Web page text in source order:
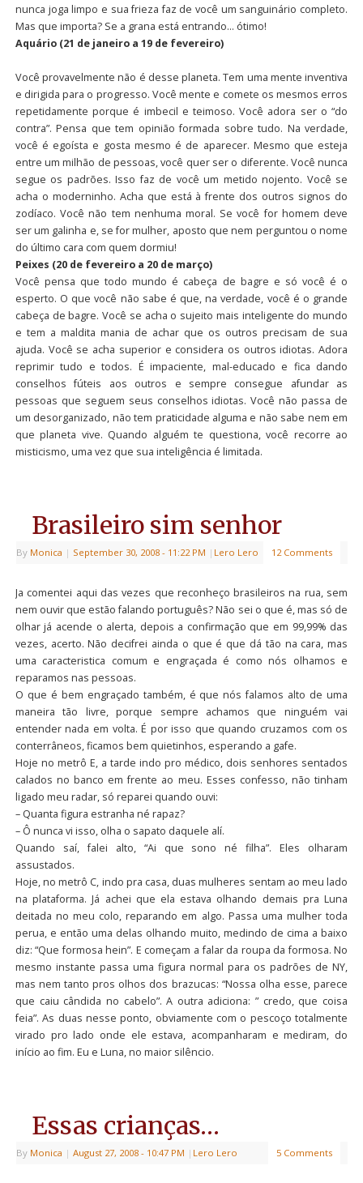
nunca joga limpo e sua frieza faz de você um sanguinário completo.
Mas que importa? Se a grana está entrando… ótimo!
Aquário (21 de janeiro a 19 de fevereiro)
Você provavelmente não é desse planeta. Tem uma mente inventiva
e dirigida para o progresso. Você mente e comete os mesmos erros
repetidamente porque é imbecil e teimoso. Você adora ser o “do
contra”. Pensa que tem opinião formada sobre tudo. Na verdade,
você é egoísta e gosta mesmo é de aparecer. Mesmo que esteja
entre um milhão de pessoas, você quer ser o diferente. Você nunca
segue os padrões. Isso faz de você um metido nojento. Você se
acha o moderninho. Acha que está à frente dos outros signos do
zodíaco. Você não tem nenhuma moral. Se você for homem deve
ser um galinha e, se for mulher, aposto que nem perguntou o nome
do último cara com quem dormiu!
Peixes (20 de fevereiro a 20 de março)
Você pensa que todo mundo é cabeça de bagre e só você é o
esperto. O que você não sabe é que, na verdade, você é o grande
cabeça de bagre. Você se acha o sujeito mais inteligente do mundo
e tem a maldita mania de achar que os outros precisam de sua
ajuda. Você se acha superior e considera os outros idiotas. Adora
reprimir tudo e todos. É impaciente, mal-educado e fica dando
conselhos fúteis aos outros e sempre consegue afundar as
pessoas que seguem seus conselhos idiotas. Você não passa de
um desorganizado, não tem praticidade alguma e não sabe nem em
que planeta vive. Quando alguém te questiona, você recorre ao
misticismo, uma vez que sua inteligência é limitada.
Brasileiro sim senhor
By Monica | September 30, 2008 - 11:22 PM | Lero Lero 12 Comments
Ja comentei aqui das vezes que reconheço brasileiros na rua, sem
nem ouvir que estão falando português? Não sei o que é, mas só de
olhar já acende o alerta, depois a confirmação que em 99,99% das
vezes, acerto. Não decifrei ainda o que é que dá tão na cara, mas
uma caracteristica comum e engraçada é como nós olhamos e
reparamos nas pessoas.
O que é bem engraçado também, é que nós falamos alto de uma
maneira tão livre, porque sempre achamos que ninguém vai
entender nada em volta. É por isso que quando cruzamos com os
conterrâneos, ficamos bem quietinhos, esperando a gafe.
Hoje no metrô E, a tarde indo pro médico, dois senhores sentados
calados no banco em frente ao meu. Esses confesso, não tinham
ligado meu radar, só reparei quando ouvi:
– Quanta figura estranha né rapaz?
– Ô nunca vi isso, olha o sapato daquele alí.
Quando saí, falei alto, “Ai que sono né filha”. Eles olharam
assustados.
Hoje, no metrô C, indo pra casa, duas mulheres sentam ao meu lado
na plataforma. Já achei que ela estava olhando demais pra Luna
deitada no meu colo, reparando em algo. Passa uma mulher toda
perua, e então uma delas olhando muito, medindo de cima a baixo
diz: “Que formosa hein”. E começam a falar da roupa da formosa. No
mesmo instante passa uma figura normal para os padrões de NY,
mas nem tanto pros olhos dos brazucas: “Nossa olha esse, parece
que caiu cândida no cabelo”. A outra adiciona: ” credo, que coisa
feia”. As duas nesse ponto, obviamente com o pescoço totalmente
virado pro lado onde ele estava, acompanharam e mediram, do
início ao fim. Eu e Luna, no maior silêncio.
Essas crianças…
By Monica | August 27, 2008 - 10:47 PM | Lero Lero 5 Comments